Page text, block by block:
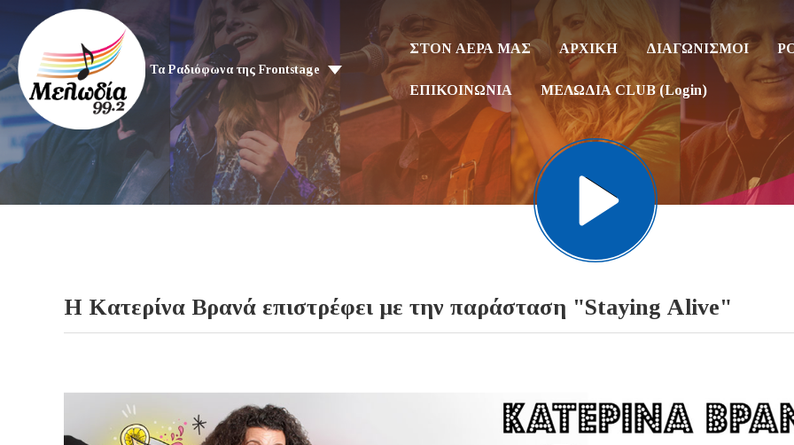
Τα Ραδιόφωνα της Frontstage
ΣΤΟΝ ΑΕΡΑ ΜΑΣ ΑΡΧΙΚΗ ΔΙΑΓΩΝΙΣΜΟΙ
ΕΠΙΚΟΙΝΩΝΙΑ ΜΕΛΩΔΙΑ CLUB (Login)
Η Κατερίνα Βρανά επιστρέφει με την παράσταση "Staying Alive"